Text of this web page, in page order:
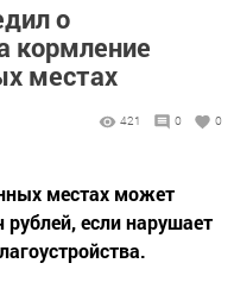
о
кормление
местах
421 0 0
местах может
если нарушает